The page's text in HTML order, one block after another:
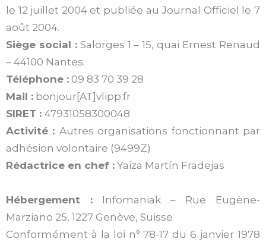
le 12 juillet 2004 et publiée au Journal Officiel le 7
août 2004.
Siège social :Salorges 1 – 15, quai Ernest Renaud
– 44100 Nantes.
Téléphone : 09 83 70 39 28
Mail : bonjour[AT]vlipp.fr
SIRET : 47931058300048
Activité : Autres organisations fonctionnant par
adhésion volontaire (9499Z)
Rédactrice en chef : Yaiza Martín Fradejas
Hébergement : Infomaniak – Rue Eugène-
Marziano 25, 1227 Genève, Suisse
Conformément à la loi n° 78-17 du 6 janvier 1978